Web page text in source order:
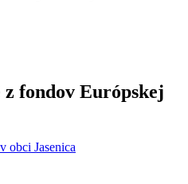
fondov Európskej
obci Jasenica